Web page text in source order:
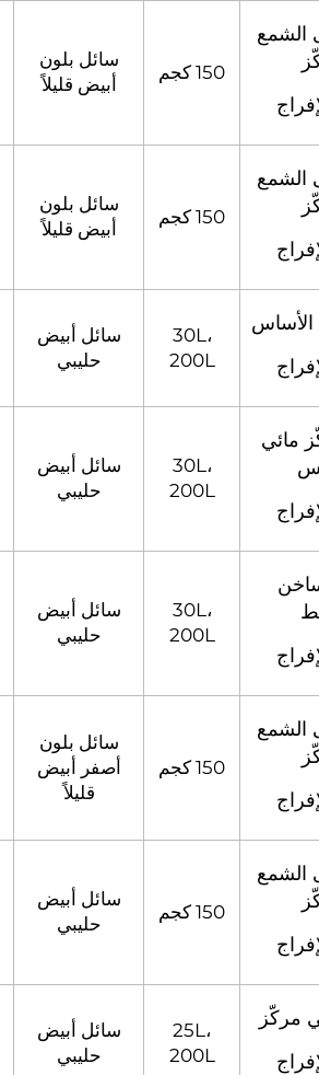
الشمع
150 كجم
سائل بلون
أبيض قليلاً
الشمع
150 كجم
سائل بلون
أبيض قليلاً
الأساس
30L،
200L
سائل أبيض
حليبي
مائي
30L،
200L
سائل أبيض
حليبي
30L،
200L
سائل أبيض
حليبي
الشمع
150 كجم
سائل بلون
أصفر أبيض
قليلاً
الشمع
150 كجم
سائل أبيض
حليبي
مركّز
25L،
200L
سائل أبيض
حليبي